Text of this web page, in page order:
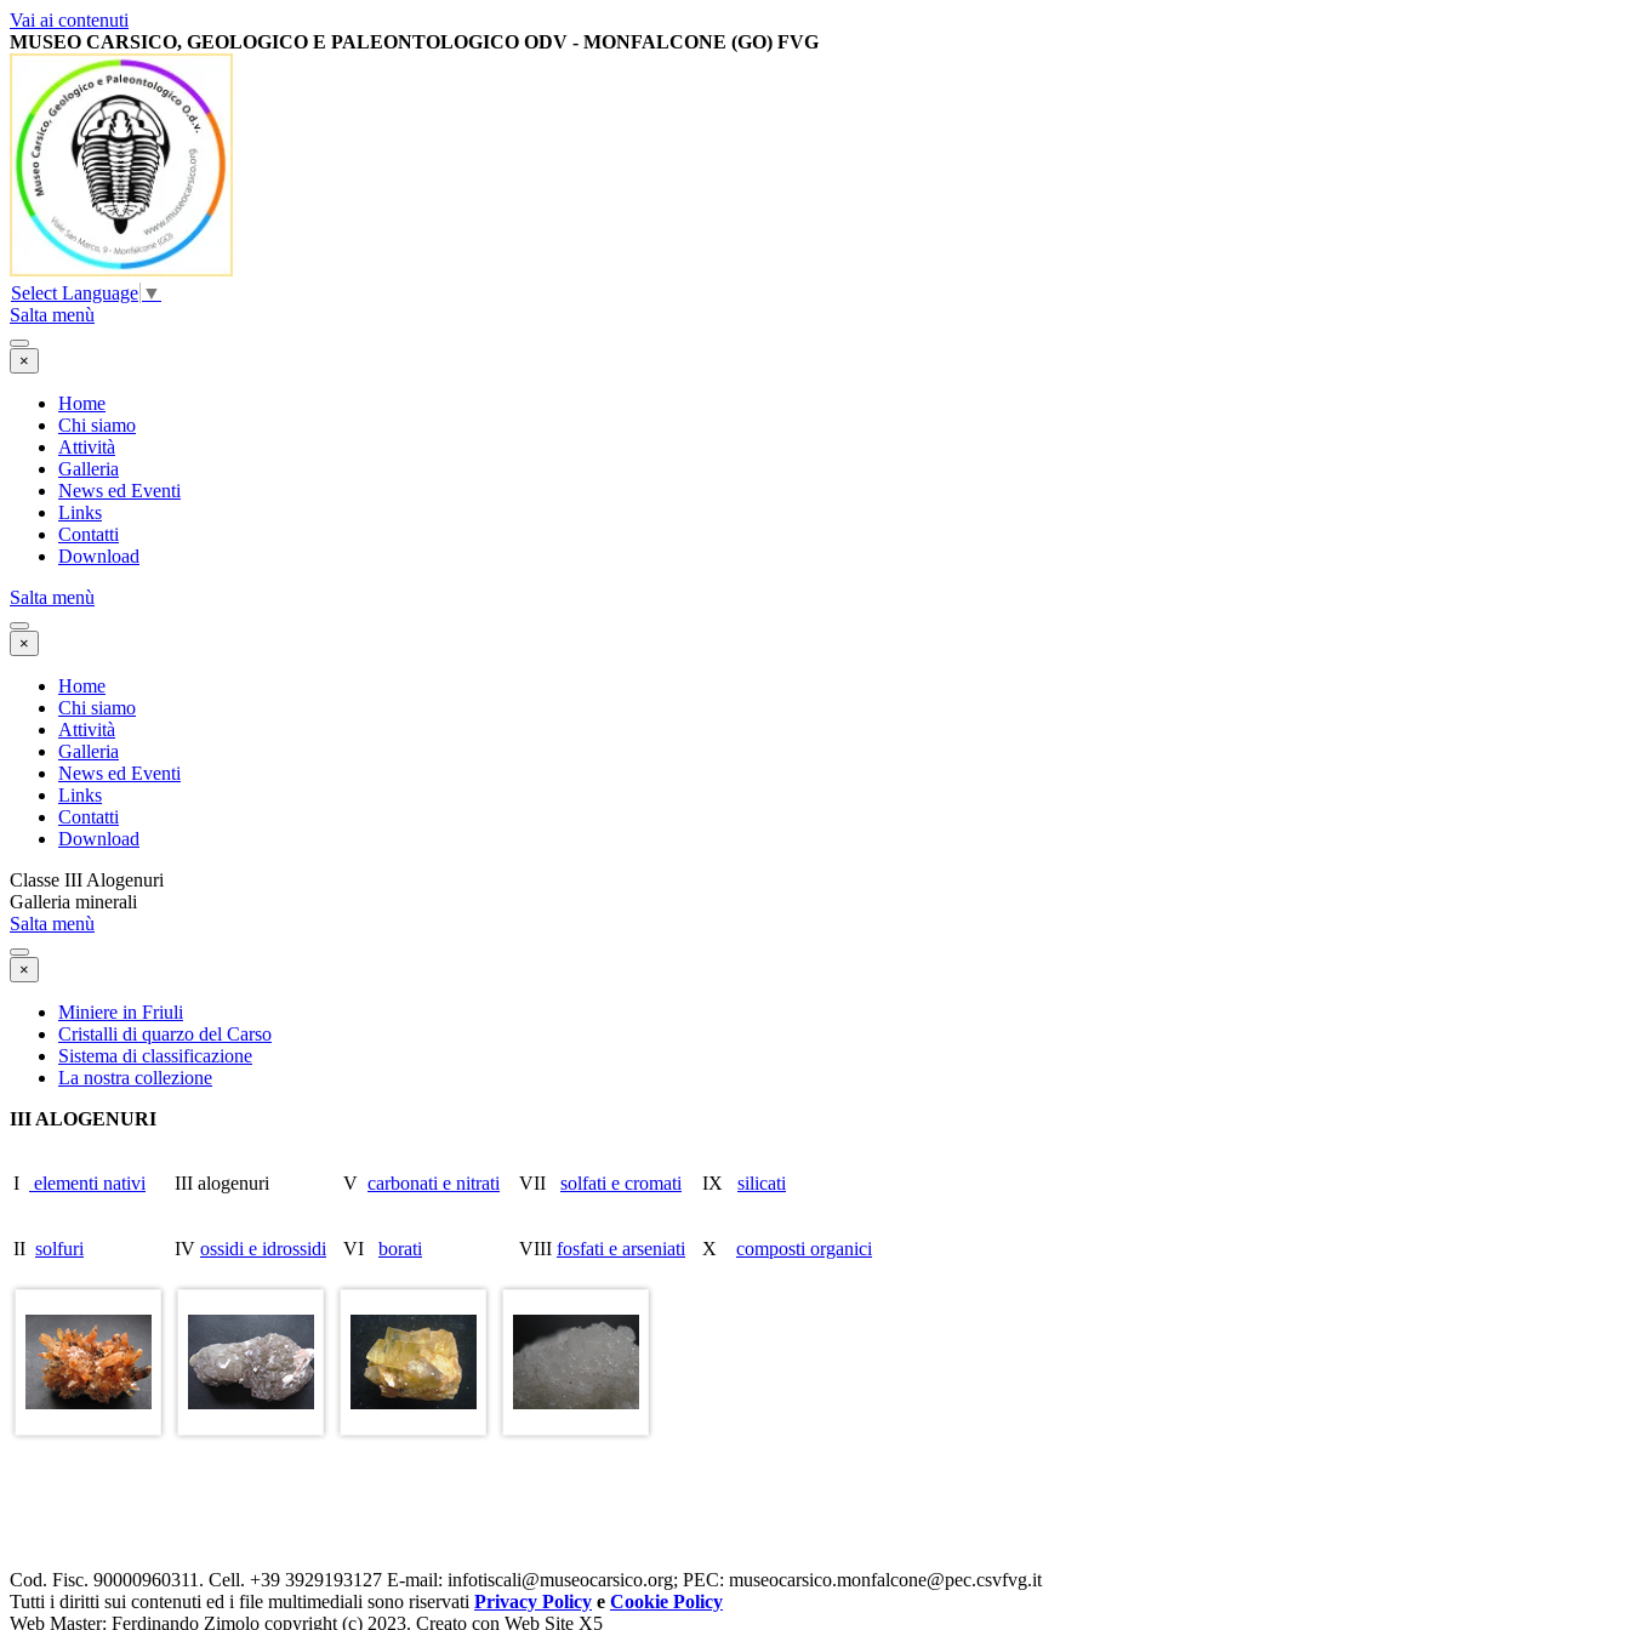
Vai ai contenuti
MUSEO CARSICO, GEOLOGICO E PALEONTOLOGICO ODV - MONFALCONE (GO) FVG
Select Language ▼
Salta menù
×
Home
Chi siamo
Attività
Galleria
News ed Eventi
Links
Contatti
Download
Salta menù
×
Home
Chi siamo
Attività
Galleria
News ed Eventi
Links
Contatti
Download
Classe III Alogenuri
Galleria minerali
Salta menù
×
Miniere in Friuli
Cristalli di quarzo del Carso
Sistema di classificazione
La nostra collezione
III ALOGENURI
I elementi nativi III alogenuri V carbonati e nitrati VII solfati e cromati IX silicati
II solfuri IV ossidi e idrossidi VI borati VIII fosfati e arseniati X composti organici
Cod. Fisc. 90000960311. Cell. +39 3929193127 E-mail: infotiscali@museocarsico.org; PEC: museocarsico.monfalcone@pec.csvfvg.it
Tutti i diritti sui contenuti ed i file multimediali sono riservati Privacy Policy e Cookie Policy
Web Master: Ferdinando Zimolo copyright (c) 2023. Creato con Web Site X5